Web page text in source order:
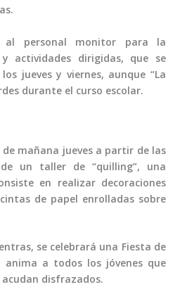
al personal monitor para la
actividades dirigidas, que se
jueves y viernes, aunque “La
durante el curso escolar.
mañana jueves a partir de las
un taller de “quilling”, una
en realizar decoraciones
de papel enrolladas sobre
se celebrará una Fiesta de
anima a todos los jóvenes que
disfrazados.